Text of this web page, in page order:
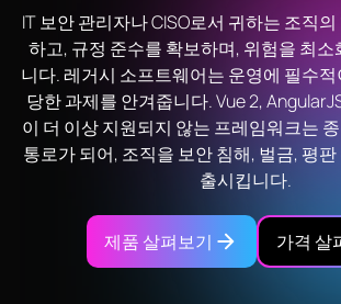
IT 보안 관리자나 CISO로서 귀하는 조직
하고, 규정 준수를 확보하며, 위험을 최
니다. 레거시 소프트웨어는 운영에 필수
당한 과제를 안겨줍니다. Vue 2,
이 더 이상 지원되지 않는 프레임워크는
통로가 되어, 조직을 보안 침해, 벌금, 평
출시킵니다.
제품 살펴보기 가격 살